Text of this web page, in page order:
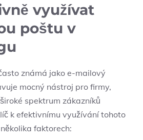
využívat
poštu v
známá jako e-mailový
mocný nástroj pro firmy,
spektrum zákazníků
k efektivnímu využívání tohoto
faktorech: